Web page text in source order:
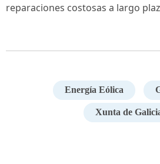
reparaciones costosas a largo
Energía Eólica
Xunta de